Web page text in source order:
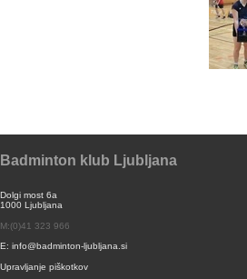
Badminton klub Ljubljana
Dolgi most 6a
1000 Ljubljana
M:(0)41 323 966
E: info@badminton-ljubljana.si
Upravljanje piškotkov